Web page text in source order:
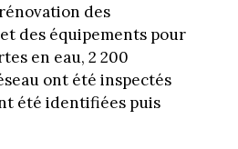
des
des équipements pour
en eau, 2 200
ont été inspectés
été identifiées puis